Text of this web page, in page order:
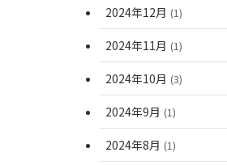
2024年12月 (1)
2024年11月 (1)
2024年10月 (3)
2024年9月 (1)
2024年8月 (1)